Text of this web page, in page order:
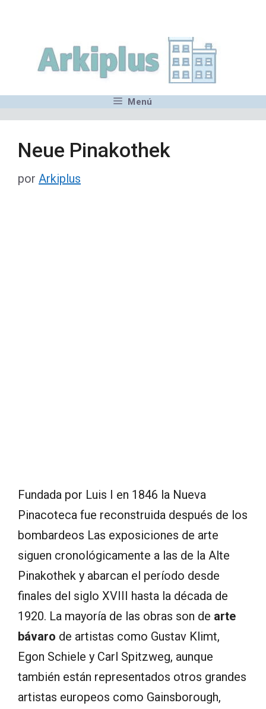
contenido
Menú
Neue Pinakothek
por Arkiplus
Fundada por Luis I en 1846 la Nueva
Pinacoteca fue reconstruida después de los
bombardeos Las exposiciones de arte
siguen cronológicamente a las de la Alte
Pinakothek y abarcan el período desde
finales del siglo XVIII hasta la década de
1920. La mayoría de las obras son de arte
bávaro de artistas como Gustav Klimt,
Egon Schiele y Carl Spitzweg, aunque
también están representados otros grandes
artistas europeos como Gainsborough,